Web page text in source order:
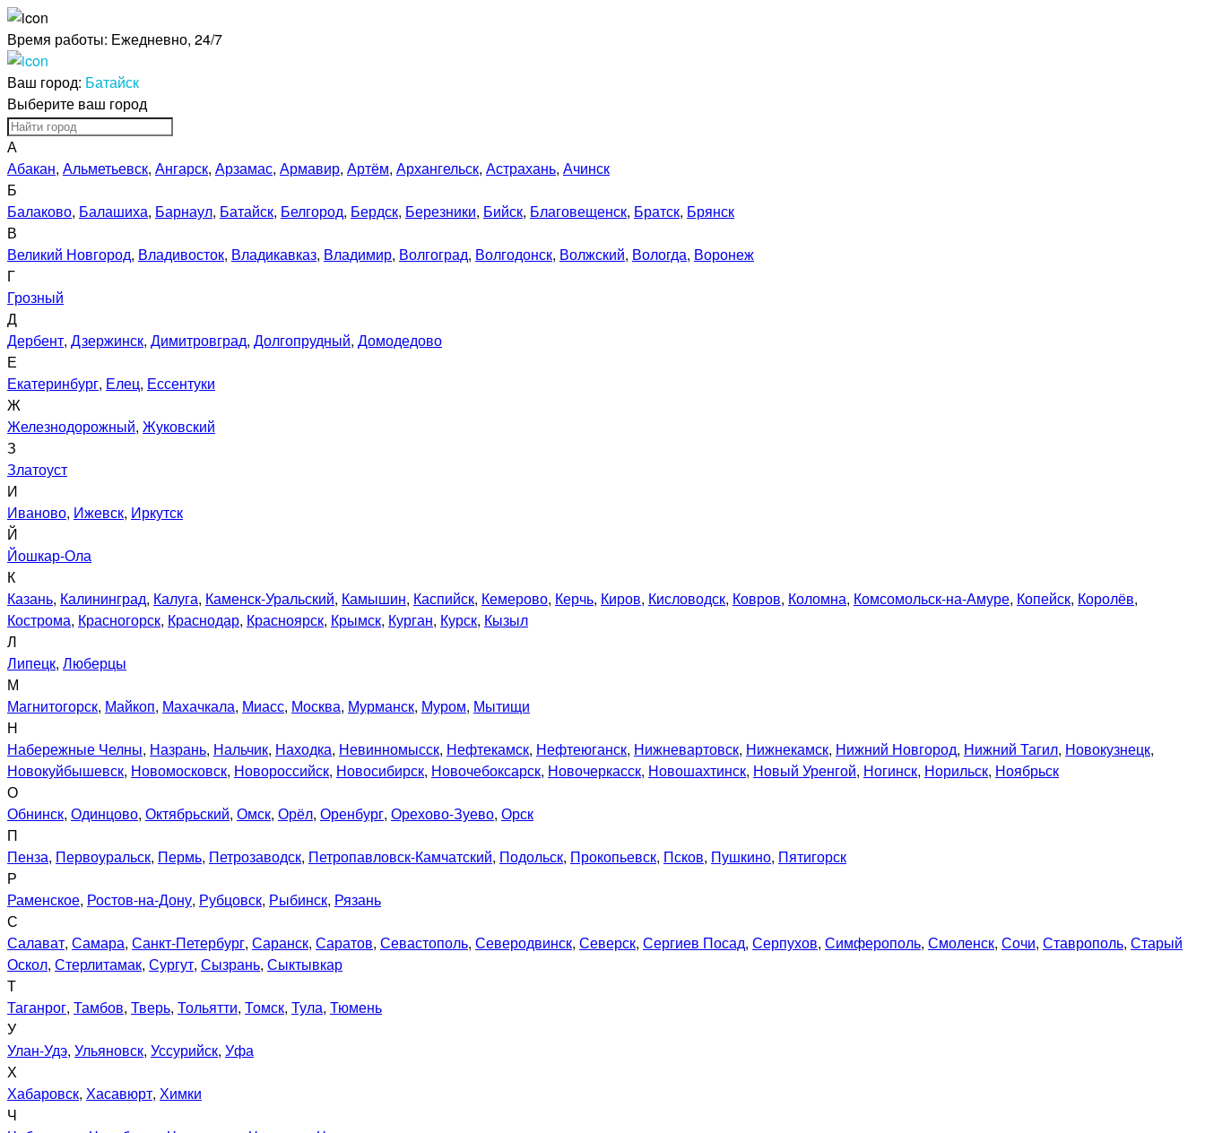
Время работы: Ежедневно, 24/7
Ваш город: Батайск
Выберите ваш город
А
Абакан, Альметьевск, Ангарск, Арзамас, Армавир, Артём, Архангельск, Астрахань, Ачинск
Б
Балаково, Балашиха, Барнаул, Батайск, Белгород, Бердск, Березники, Бийск, Благовещенск, Братск, Брянск
В
Великий Новгород, Владивосток, Владикавказ, Владимир, Волгоград, Волгодонск, Волжский, Вологда, Воронеж
Г
Грозный
Д
Дербент, Дзержинск, Димитровград, Долгопрудный, Домодедово
Е
Екатеринбург, Елец, Ессентуки
Ж
Железнодорожный, Жуковский
З
Златоуст
И
Иваново, Ижевск, Иркутск
Й
Йошкар-Ола
К
Казань, Калининград, Калуга, Каменск-Уральский, Камышин, Каспийск, Кемерово, Керчь, Киров, Кисловодск, Ковров, Коломна, Комсомольск-на-Амуре, Копейск, Королёв,
Кострома, Красногорск, Краснодар, Красноярск, Крымск, Курган, Курск, Кызыл
Л
Липецк, Люберцы
М
Магнитогорск, Майкоп, Махачкала, Миасс, Москва, Мурманск, Муром, Мытищи
Н
Набережные Челны, Назрань, Нальчик, Находка, Невинномысск, Нефтекамск, Нефтеюганск, Нижневартовск, Нижнекамск, Нижний Новгород, Нижний Тагил, Новокузнецк,
Новокуйбышевск, Новомосковск, Новороссийск, Новосибирск, Новочебоксарск, Новочеркасск, Новошахтинск, Новый Уренгой, Ногинск, Норильск, Ноябрьск
О
Обнинск, Одинцово, Октябрьский, Омск, Орёл, Оренбург, Орехово-Зуево, Орск
П
Пенза, Первоуральск, Пермь, Петрозаводск, Петропавловск-Камчатский, Подольск, Прокопьевск, Псков, Пушкино, Пятигорск
Р
Раменское, Ростов-на-Дону, Рубцовск, Рыбинск, Рязань
С
Салават, Самара, Санкт-Петербург, Саранск, Саратов, Севастополь, Северодвинск, Северск, Сергиев Посад, Серпухов, Симферополь, Смоленск, Сочи, Ставрополь, Старый
Оскол, Стерлитамак, Сургут, Сызрань, Сыктывкар
Т
Таганрог, Тамбов, Тверь, Тольятти, Томск, Тула, Тюмень
У
Улан-Удэ, Ульяновск, Уссурийск, Уфа
Х
Хабаровск, Хасавюрт, Химки
Ч